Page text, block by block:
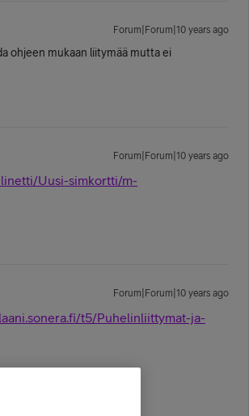
Forum|Forum|10 years ago
ohjeen mukaan liitymää mutta ei
Forum|Forum|10 years ago
Uusi-simkortti/m-
Forum|Forum|10 years ago
t5/Puhelinliittymat-ja-